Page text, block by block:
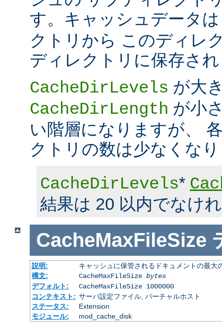
す。キャッシュデータ
クトリから このディレ
ディレクトリに保存さ
CacheDirLevels が大
CacheDirLength が小
い階層になりますが、
クトリの数は少なくな
CacheDirLevels*
結果は 20 以内でなけ
CacheMaxFileSize
説明:
キャッシュに保管されるドキュメントの最大
構文:
CacheMaxFileSize bytes
デフォルト:
CacheMaxFileSize 1000000
コンテキスト: サーバ設定ファイル, バーチャルホスト
ステータス:
Extension
モジュール:
mod_cache_disk